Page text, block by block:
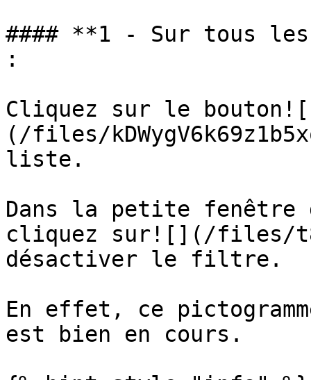
#### **1 - Sur tous
:
Cliquez sur le
(/files/
liste.
Dans la petite
cliquez sur![](/files/
désactiver le filtre.
En effet, ce
est bien en cours.